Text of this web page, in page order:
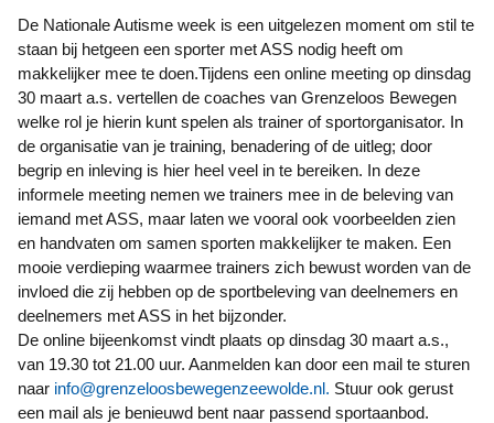
De Nationale Autisme week is een uitgelezen moment om stil te
staan bij hetgeen een sporter met ASS nodig heeft om
makkelijker mee te doen.Tijdens een online meeting op dinsdag
30 maart a.s. vertellen de coaches van Grenzeloos Bewegen
welke rol je hierin kunt spelen als trainer of sportorganisator. In
de organisatie van je training, benadering of de uitleg; door
begrip en inleving is hier heel veel in te bereiken. In deze
informele meeting nemen we trainers mee in de beleving van
iemand met ASS, maar laten we vooral ook voorbeelden zien
en handvaten om samen sporten makkelijker te maken. Een
mooie verdieping waarmee trainers zich bewust worden van de
invloed die zij hebben op de sportbeleving van deelnemers en
deelnemers met ASS in het bijzonder.
De online bijeenkomst vindt plaats op dinsdag 30 maart a.s.,
van 19.30 tot 21.00 uur. Aanmelden kan door een mail te sturen
naar info@grenzeloosbewegenzeewolde.nl. Stuur ook gerust
een mail als je benieuwd bent naar passend sportaanbod.